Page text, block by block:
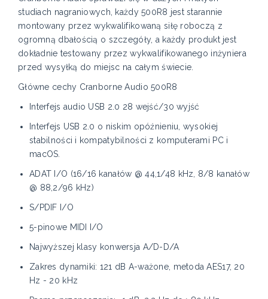
studiach nagraniowych, każdy 500R8 jest starannie
montowany przez wykwalifikowaną siłę roboczą z
ogromną dbałością o szczegóły, a każdy produkt jest
dokładnie testowany przez wykwalifikowanego inżyniera
przed wysyłką do miejsc na całym świecie.
Główne cechy Cranborne Audio 500R8
Interfejs audio USB 2.0 28 wejść/30 wyjść
Interfejs USB 2.0 o niskim opóźnieniu, wysokiej
stabilności i kompatybilności z komputerami PC i
macOS.
ADAT I/O (16/16 kanałów @ 44,1/48 kHz, 8/8 kanałów
@ 88,2/96 kHz)
S/PDIF I/O
5-pinowe MIDI I/O
Najwyższej klasy konwersja A/D-D/A
Zakres dynamiki: 121 dB A-ważone, metoda AES17, 20
Hz - 20 kHz